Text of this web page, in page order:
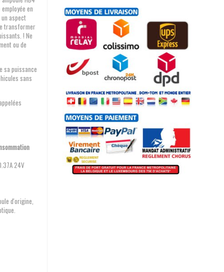
en
aspect
transformer
! Ne
ou de
sa puissance
sans
24V
d'origine,